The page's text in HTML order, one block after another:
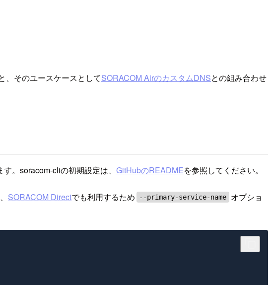
、そのユースケースとしてSORACOM AirのカスタムDNSとの組み合わせ
す。soracom-cliの初期設定は、 GitHubのREADMEを参照してください。
SORACOM Directでも利用するため --primary-service-name
オプショ